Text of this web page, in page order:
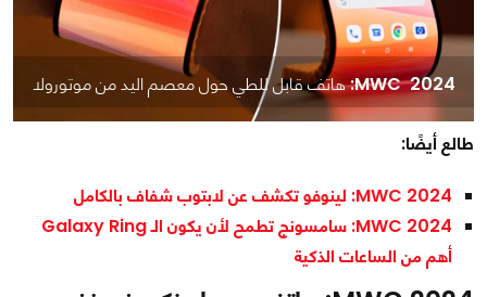
MWC 2024: هاتف قابل للطي حول معصم اليد من موتورولا
طالع أيضًا:
MWC 2024: لينوفو تكشف عن لابتوب شفاف بالكامل
MWC 2024: سامسونج تطمح لأن يكون الـ Galaxy Ring
أهم من الساعات الذكية